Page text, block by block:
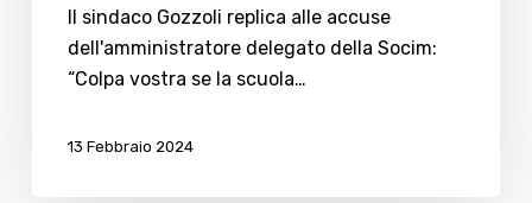
scuola
Il sindaco Gozzoli replica alle accuse
dell'amministratore delegato della Socim:
“Colpa vostra se la scuola…
13 Febbraio 2024